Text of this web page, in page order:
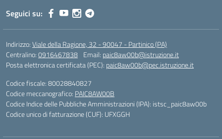
Seguici su:
Indirizzo:Viale della Ragione, 32 - 90047 - Partinico (PA)
Centralino:0916467838 Email: paic8aw00b@istruzione.it
Posta elettronica certificata (PEC): paic8aw00b@pec.istruzione.it
Codice fiscale: 80028840827
Codice meccanografico: PAIC8AW00B
Codice Indice delle Pubbliche Amministrazioni (IPA): istsc_paic8aw00b
Codice unico di fatturazione (CUF): UFXGGH